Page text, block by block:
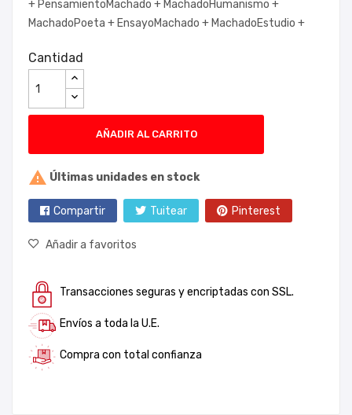
+ PensamientoMachado + MachadoHumanismo +
MachadoPoeta + EnsayoMachado + MachadoEstudio +
Cantidad
AÑADIR AL CARRITO
 Últimas unidades en stock
Compartir Tuitear Pinterest
Añadir a favoritos
Transacciones seguras y encriptadas con SSL.
Envíos a toda la U.E.
Compra con total confianza